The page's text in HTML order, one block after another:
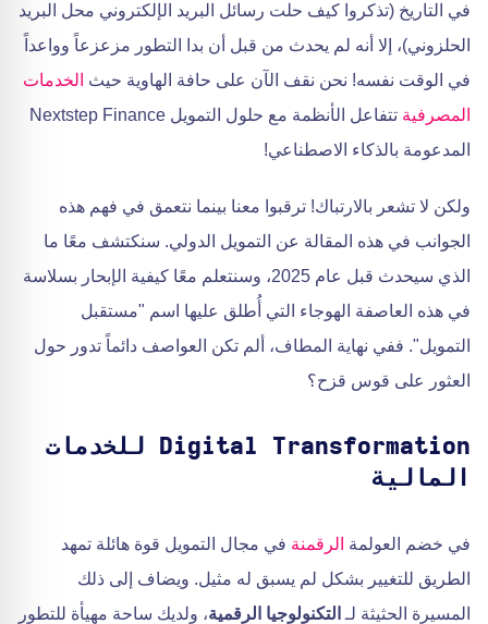
في التاريخ (تذكروا كيف حلت رسائل البريد الإلكتروني محل البريد
الحلزوني)، إلا أنه لم يحدث من قبل أن بدا التطور مزعزعاً وواعداً
في الوقت نفسه! نحن نقف الآن على حافة الهاوية حيث الخدمات
المصرفية
تتفاعل الأنظمة مع حلول التمويل Nextstep Finance
المدعومة بالذكاء الاصطناعي!
ولكن لا تشعر بالارتباك! ترقبوا معنا بينما نتعمق في فهم هذه
الجوانب في هذه المقالة عن التمويل الدولي. سنكتشف معًا ما
الذي سيحدث قبل عام 2025، وسنتعلم معًا كيفية الإبحار بسلاسة
في هذه العاصفة الهوجاء التي أُطلق عليها اسم "مستقبل
التمويل". ففي نهاية المطاف، ألم تكن العواصف دائماً تدور حول
العثور على قوس قزح؟
Digital Transformation للخدمات
المالية
في خضم العولمة الرقمنة في مجال التمويل قوة هائلة تمهد
الطريق للتغيير بشكل لم يسبق له مثيل. ويضاف إلى ذلك
المسيرة الحثيثة لـ التكنولوجيا الرقمية، ولديك ساحة مهيأة للتطور